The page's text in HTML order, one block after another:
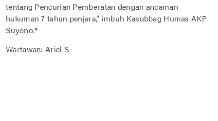
tentang Pencurian Pemberatan dengan ancaman
hukuman 7 tahun penjara,” imbuh Kasubbag Humas AKP
Suyono.*
Wartawan: Ariel S